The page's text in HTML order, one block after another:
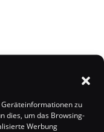
zu
dies, um das Browsing-
Werbung